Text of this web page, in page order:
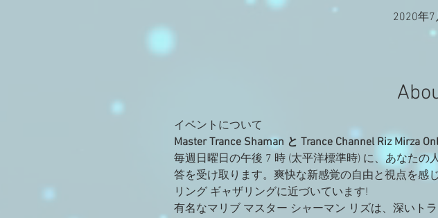
2020年7
イベントについて
Master Trance Shaman と Trance Channel Riz Mirza
毎週日曜日の午後 7 時 (太平洋標準時) に、あなた
答を受け取ります。爽快な新感覚の自由と視点を感
リング ギャザリングに近づいています!
有名なマリブ マスター シャーマン リズは、深いト